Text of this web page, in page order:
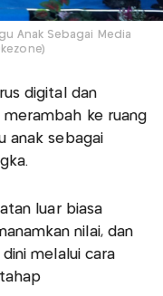
Anak Sebagai Media
digital dan
merambah ke ruang
anak sebagai
luar biasa
nilai, dan
melalui cara